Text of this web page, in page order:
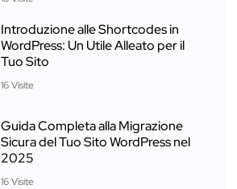
Introduzione alle Shortcodes in
WordPress: Un Utile Alleato per il
Tuo Sito
16 Visite
Guida Completa alla Migrazione
Sicura del Tuo Sito WordPress nel
2025
16 Visite